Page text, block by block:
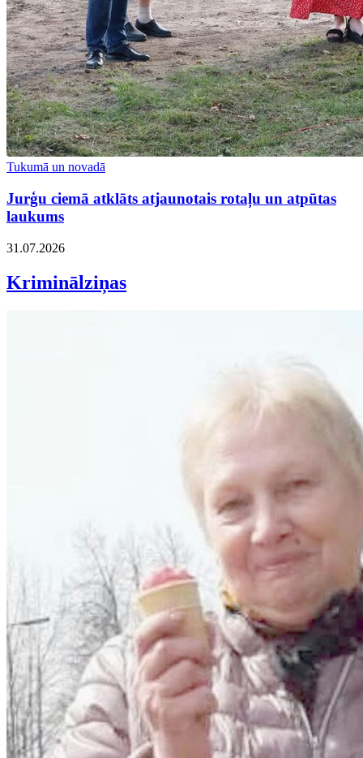
Tukumā un novadā
Jurģu ciemā atklāts atjaunotais rotaļu un atpūtas
laukums
31.07.2026
Kriminālziņas